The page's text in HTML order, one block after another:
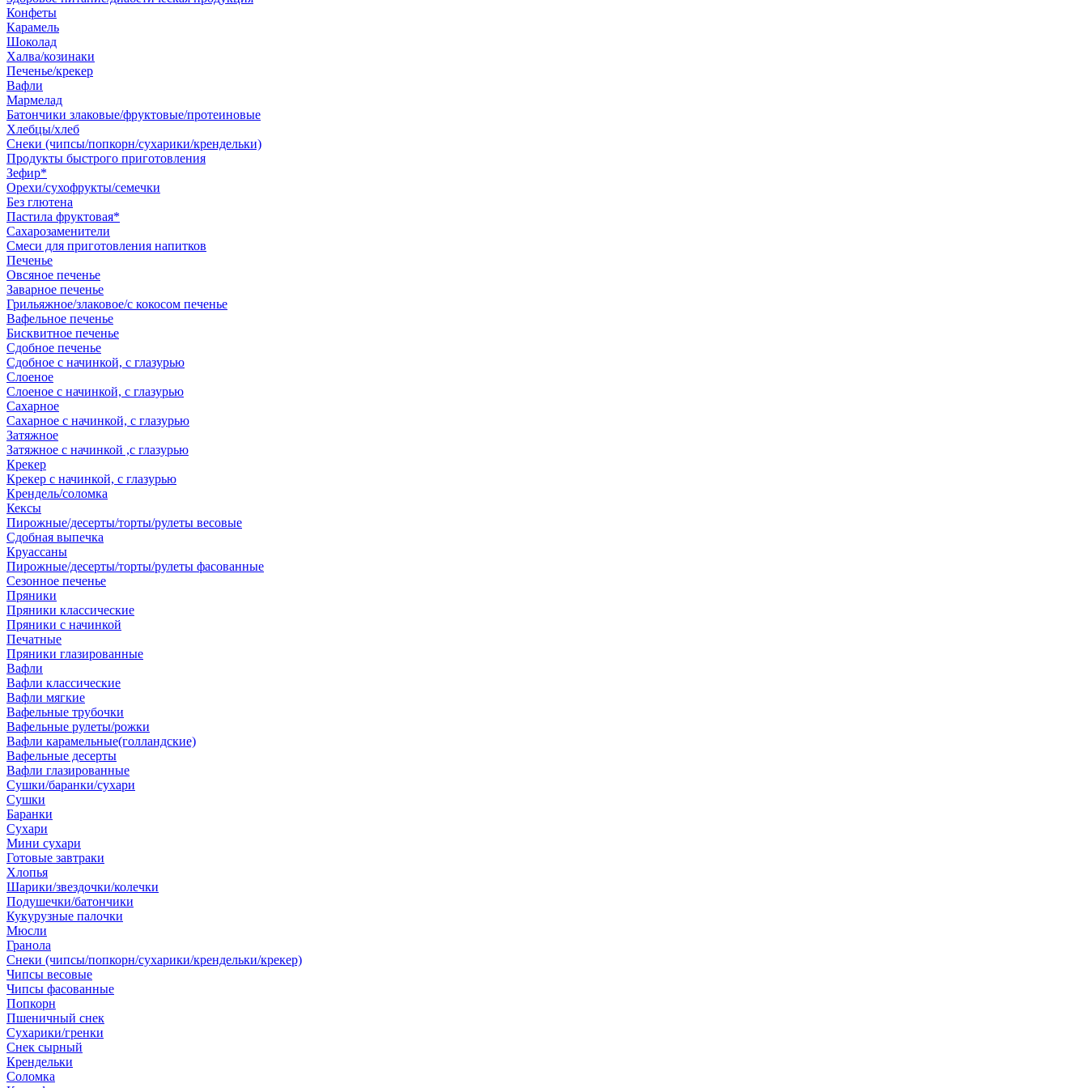
Конфеты
Карамель
Шоколад
Халва/козинаки
Печенье/крекер
Вафли
Мармелад
Батончики злаковые/фруктовые/протеиновые
Хлебцы/хлеб
Снеки (чипсы/попкорн/сухарики/крендельки)
Продукты быстрого приготовления
Зефир*
Орехи/сухофрукты/семечки
Без глютена
Пастила фруктовая*
Сахарозаменители
Смеси для приготовления напитков
Печенье
Овсяное печенье
Заварное печенье
Грильяжное/злаковое/с кокосом печенье
Вафельное печенье
Бисквитное печенье
Сдобное печенье
Сдобное с начинкой, с глазурью
Слоеное
Слоеное с начинкой, с глазурью
Сахарное
Сахарное с начинкой, с глазурью
Затяжное
Затяжное с начинкой ,с глазурью
Крекер
Крекер с начинкой, с глазурью
Крендель/соломка
Кексы
Пирожные/десерты/торты/рулеты весовые
Сдобная выпечка
Круассаны
Пирожные/десерты/торты/рулеты фасованные
Сезонное печенье
Пряники
Пряники классические
Пряники с начинкой
Печатные
Пряники глазированные
Вафли
Вафли классические
Вафли мягкие
Вафельные трубочки
Вафельные рулеты/рожки
Вафли карамельные(голландские)
Вафельные десерты
Вафли глазированные
Сушки/баранки/сухари
Сушки
Баранки
Сухари
Мини сухари
Готовые завтраки
Хлопья
Шарики/звездочки/колечки
Подушечки/батончики
Кукурузные палочки
Мюсли
Гранола
Снеки (чипсы/попкорн/сухарики/крендельки/крекер)
Чипсы весовые
Чипсы фасованные
Попкорн
Пшеничный снек
Сухарики/гренки
Снек сырный
Крендельки
Соломка